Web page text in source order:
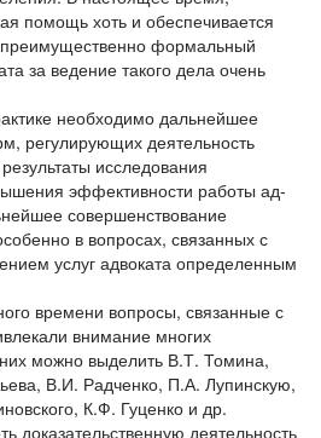
помощь хоть и обеспечивается
преимущественно формальный
за ведение такого дела очень
необходимо дальнейшее
регулирующих деятельность
исследования
эффективности работы ад-
совершенствование
в вопросах, связанных с
услуг адвоката определенным
времени вопросы, связанные с
внимание многих
можно выделить В.Т. Томина,
В.И. Радченко, П.А. Лупинскую,
К.Ф. Гуценко и др.
доказательственную деятельность